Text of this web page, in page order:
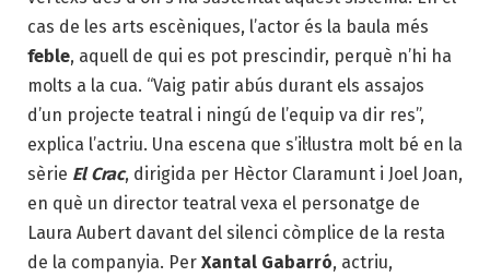
cas de les arts escèniques, l’actor és la baula més
feble, aquell de qui es pot prescindir, perquè n’hi ha
molts a la cua. “Vaig patir abús durant els assajos
d’un projecte teatral i ningú de l’equip va dir res”,
explica l’actriu. Una escena que s’il·lustra molt bé en la
sèrie El Crac, dirigida per Hèctor Claramunt i Joel Joan,
en què un director teatral vexa el personatge de
Laura Aubert davant del silenci còmplice de la resta
de la companyia. Per Xantal Gabarró, actriu,